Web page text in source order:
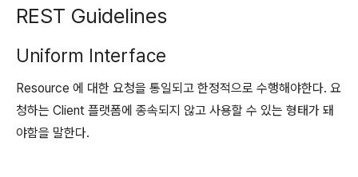
REST Guidelines
Uniform Interface
Resource 에 대한 요청을 통일되고 한정적으로 수행해야한다. 요
청하는 Client 플랫폼에 종속되지 않고 사용할 수 있는 형태가 돼
야함을 말한다.